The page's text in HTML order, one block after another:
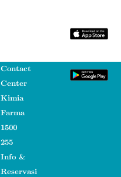
Contact
Center
Kimia
Farma
1500
255
Info &
Reservasi